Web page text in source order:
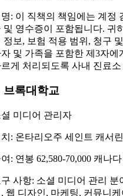
: 이 직책의 책임에는 계정
및 영수증이 포함됩니다. 귀
정보, 보험 적용 범위, 청구
및 가족을 포함한 제3자
게 처리되도록 사내 진료
브록대학교
미디어 관리자
: 온타리오주 세인트 캐서
: 연봉 62,580-70,000 캐나다
사항: 소셜 미디어 관리
웹 디자인, 마케팅, 커뮤니